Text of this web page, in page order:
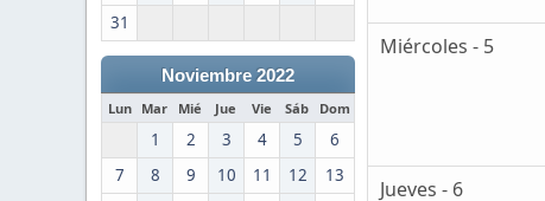
31
Noviembre 2022
Lun Mar Mié Jue Vie Sáb Dom
1 2 3 4 5
6
7
8 9 10 11 12
13
Miércoles - 5
Jueves - 6